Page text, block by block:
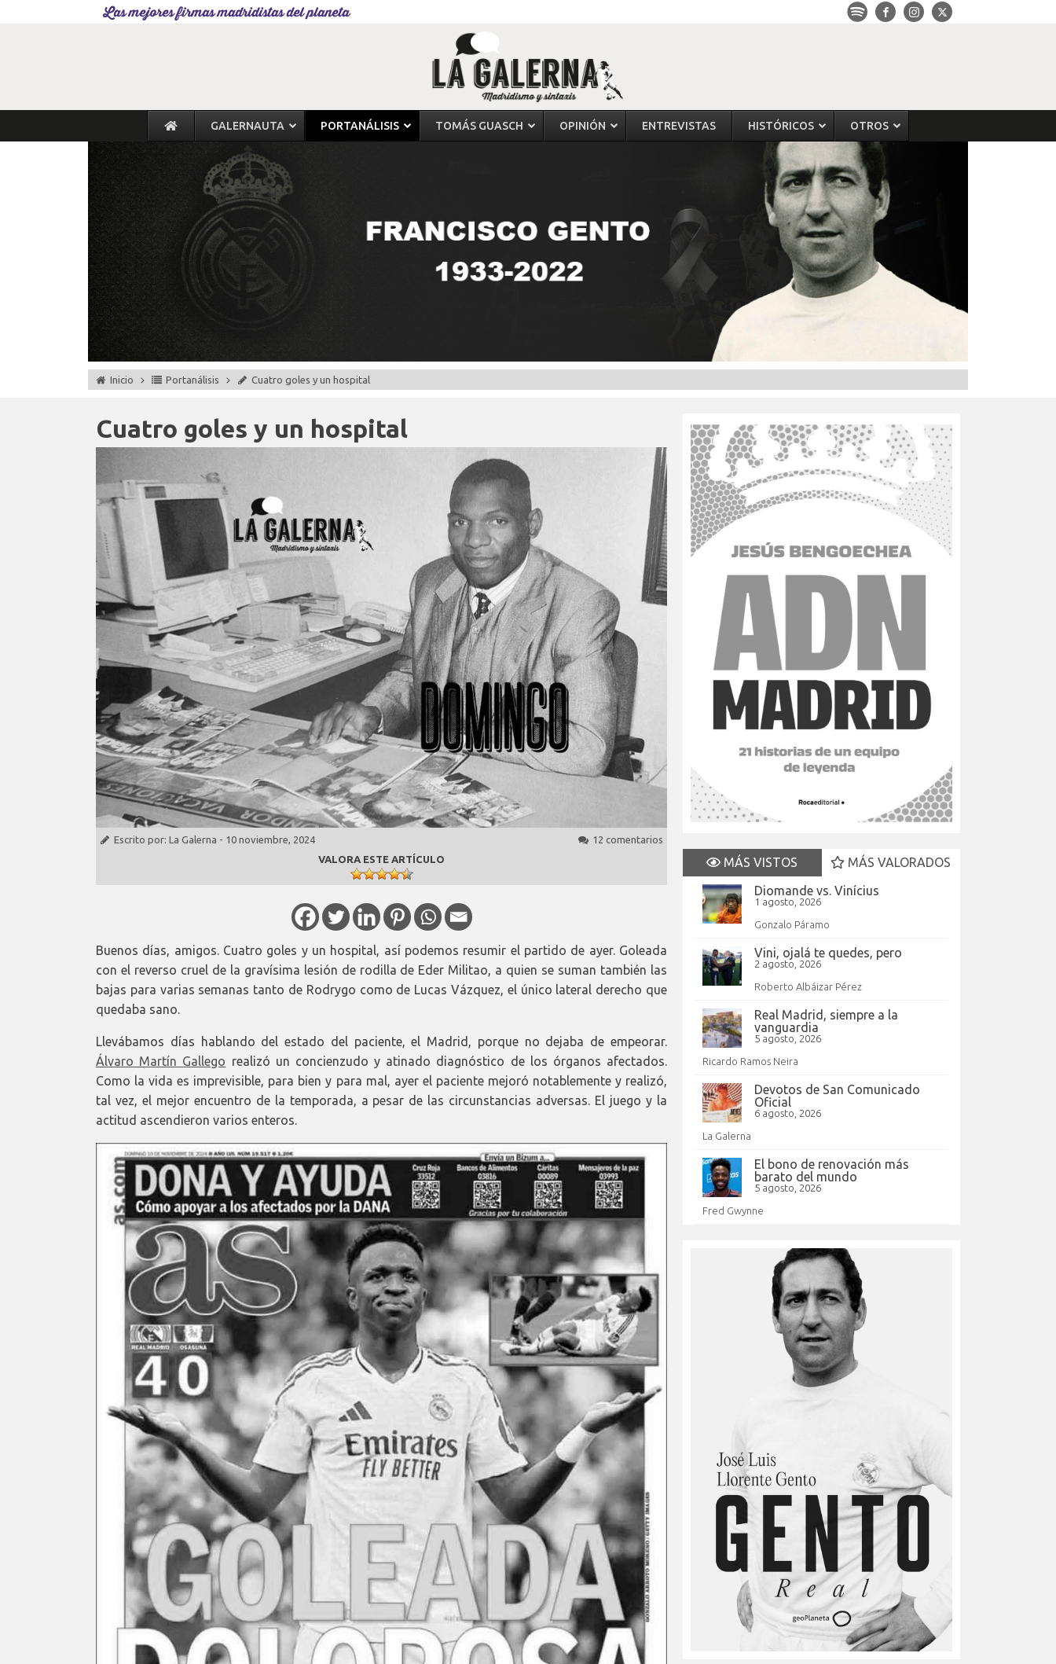
Las mejores firmas madridistas del planeta
GALERNAUTA PORTANÁLISIS TOMÁS GUASCH OPINIÓN ENTREVISTAS HISTÓRICOS OTROS
Inicio Portanálisis Cuatro goles y un hospital
Cuatro goles y un hospital
Escrito por: La Galerna - 10 noviembre, 2024
12 comentarios
VALORA ESTE ARTÍCULO
Buenos días, amigos. Cuatro goles y un hospital, así podemos resumir el partido de ayer. Goleada
con el reverso cruel de la gravísima lesión de rodilla de Eder Militao, a quien se suman también las
bajas para varias semanas tanto de Rodrygo como de Lucas Vázquez, el único lateral derecho que
quedaba sano.
Llevábamos días hablando del estado del paciente, el Madrid, porque no dejaba de empeorar.
Álvaro Martín Gallego realizó un concienzudo y atinado diagnóstico de los órganos afectados.
Como la vida es imprevisible, para bien y para mal, ayer el paciente mejoró notablemente y realizó,
tal vez, el mejor encuentro de la temporada, a pesar de las circunstancias adversas. El juego y la
actitud ascendieron varios enteros.
MÁS VISTOS
MÁS VALORADOS
Diomande vs. Vinícius
1 agosto, 2026
Gonzalo Páramo
Vini, ojalá te quedes, pero
2 agosto, 2026
Roberto Albáizar Pérez
Real Madrid, siempre a la
vanguardia
5 agosto, 2026
Ricardo Ramos Neira
Devotos de San Comunicado
Oficial
6 agosto, 2026
La Galerna
El bono de renovación más
barato del mundo
5 agosto, 2026
Fred Gwynne